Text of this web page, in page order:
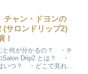
ラボBTS V (テテ)が以前
チャン・ドヨンの
サロンドリップ2)
！
と何が分かるの？ ・チ
Salon Drip2 とは？ ・
いつ？ ・どこで見れる